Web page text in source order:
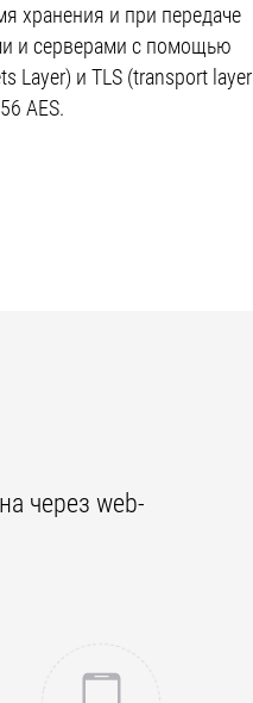
хранения и при передаче
и серверами с помощью
Layer) и TLS (transport layer
AES.
через web-